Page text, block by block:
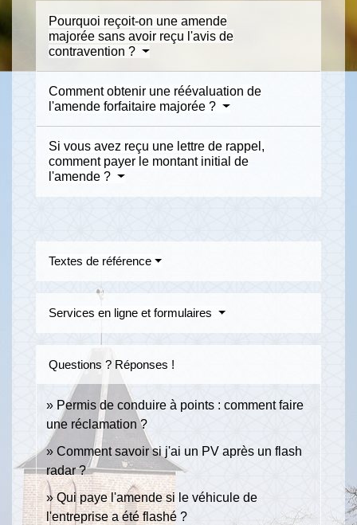
Pourquoi reçoit-on une amende
majorée sans avoir reçu l'avis de
contravention ?
Comment obtenir une réévaluation de
l'amende forfaitaire majorée ?
Si vous avez reçu une lettre de rappel,
comment payer le montant initial de
l'amende ?
Textes de référence
Services en ligne et formulaires
Questions ? Réponses !
Permis de conduire à points : comment faire
une réclamation ?
Comment savoir si j'ai un PV après un flash
radar ?
Qui paye l'amende si le véhicule de
l'entreprise a été flashé ?